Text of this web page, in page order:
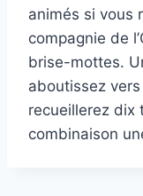
animés si vous
compagnie de
brise-mottes.
aboutissez
recueillerez dix
combinaison